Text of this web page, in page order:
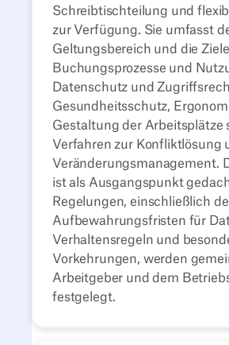
Schreibtischteilung und
zur Verfügung. Sie umfasst
Geltungsbereich und die
Buchungsprozesse und
Datenschutz und
Gesundheitsschutz,
Gestaltung der Arbeitsplätze
Verfahren zur Konfliktlösung
Veränderungsmanagement.
ist als Ausgangspunkt
Regelungen, einschließlich
Aufbewahrungsfristen für
Verhaltensregeln und
Vorkehrungen, werden
Arbeitgeber und dem
festgelegt.